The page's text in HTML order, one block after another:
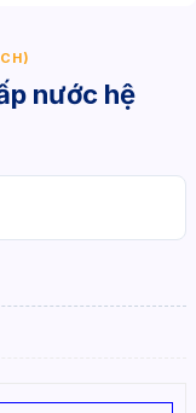
nước hệ